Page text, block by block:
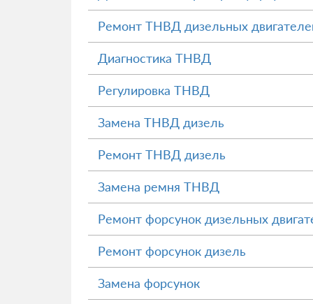
Ремонт ТНВД дизельных
Диагностика ТНВД
Регулировка ТНВД
Замена ТНВД дизель
Ремонт ТНВД дизель
Замена ремня ТНВД
Ремонт форсунок дизельных
Ремонт форсунок дизель
Замена форсунок